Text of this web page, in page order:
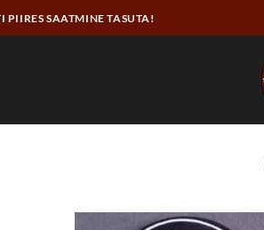
PIIRES SAATMINE TASUTA!